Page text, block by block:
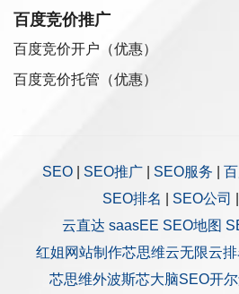
百度竞价推广
百度竞价开户（优惠）
百度竞价托管（优惠）
SEO SEO推广 SEO服务
SEO排名
SEO公司
云直达 saasEE SEO地图
红姐网站制作芯思维云无限云排
芯思维外波斯芯大脑SEO开